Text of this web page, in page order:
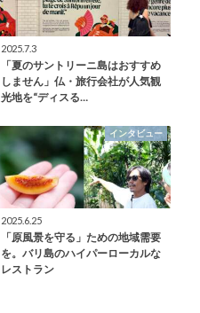
2025.7.3
「夏のサントリーニ島はおすすめ
しません」仏・旅行会社が人気観
光地を“ディスる…
インタビュー
2025.6.25
「原風景を守る」ための地域需要
を。バリ島のハイパーローカルな
レストラン